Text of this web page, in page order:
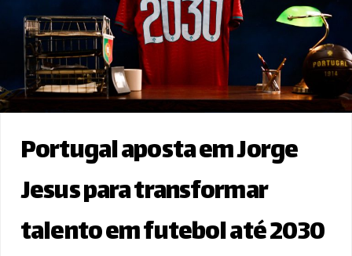
Portugal aposta em Jorge
Jesus para transformar
talento em futebol até 2030